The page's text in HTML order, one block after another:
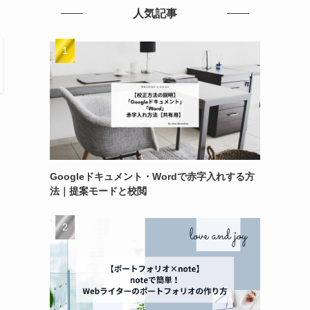
人気記事
Googleドキュメント・Wordで赤字入れする方
法｜提案モードと校閲